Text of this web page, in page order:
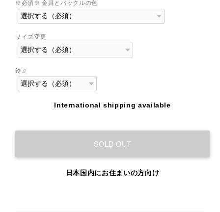
※必須※ 金具とバックルの色
サイズ変更
鈴♫
International shipping available
SOLD OUT
日本国内にお住まいの方向け